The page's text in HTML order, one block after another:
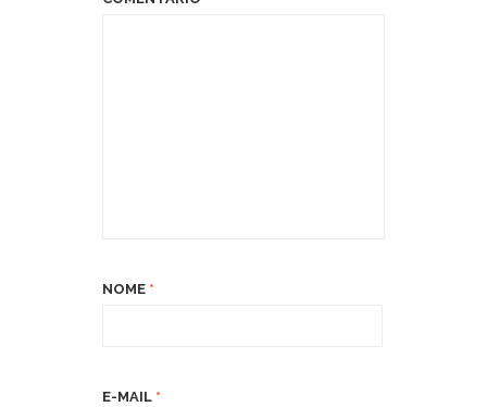
NOME *
E-MAIL *